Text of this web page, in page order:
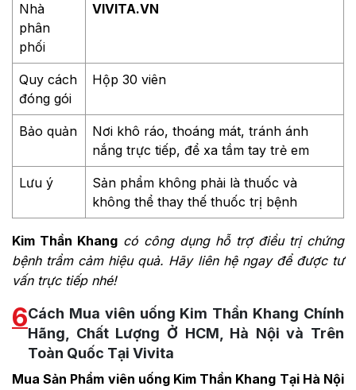
Nhà
phân
phối
VIVITA.VN
Quy cách
đóng gói
Hộp 30 viên
Bảo quản
Nơi khô ráo, thoáng mát, tránh ánh
nắng trực tiếp, để xa tầm tay trẻ em
Lưu ý
Sản phẩm không phải là thuốc và
không thể thay thế thuốc trị bệnh
Kim Thần Khang có công dụng hỗ trợ điều trị chứng
bệnh trầm cảm hiệu quả. Hãy liên hệ ngay để được tư
vấn trực tiếp nhé!
6Cách Mua viên uống Kim Thần Khang Chính
Hãng, Chất Lượng Ở HCM, Hà Nội và Trên
Toàn Quốc Tại Vivita
Mua Sản Phẩm viên uống Kim Thần Khang Tại Hà Nội